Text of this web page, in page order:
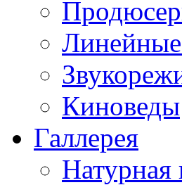
Киноведы
Галлерея
Натурная